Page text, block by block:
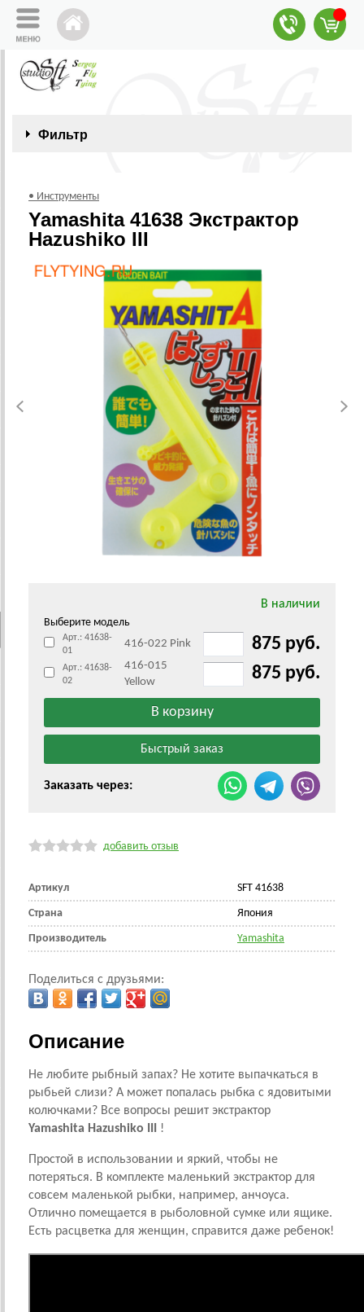
Фильтр
• Инструменты
Yamashita 41638 Экстрактор
Hazushiko III
В наличии
Выберите модель
Арт.: 41638-
01
416-022 Pink 875 руб.
Арт.: 41638-
02
416-015
Yellow
875 руб.
Заказать через:
добавить отзыв
Артикул SFT 41638
Страна Япония
Производитель Yamashita
Поделиться с друзьями:
Описание
Не любите рыбный запах? Не хотите выпачкаться в
рыбьей слизи? А может попалась рыбка с ядовитыми
колючками? Все вопросы решит экстрактор
Yamashita Hazushiko III
!
Простой в использовании и яркий, чтобы не
потеряться. В комплекте маленький экстрактор для
совсем маленькой рыбки, например, анчоуса.
Отлично помещается в рыболовной сумке или ящике.
Есть расцветка для женщин, справится даже ребенок!